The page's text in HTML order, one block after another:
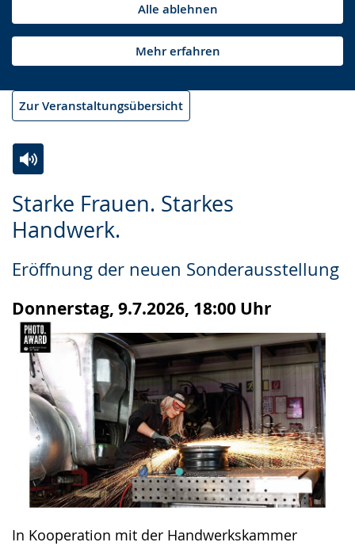
Alle ablehnen
Mehr erfahren
Zur Veranstaltungsübersicht
Starke Frauen. Starkes
Handwerk.
Eröffnung der neuen Sonderausstellung
Donnerstag, 9.7.2026, 18:00 Uhr
In Kooperation mit der Handwerkskammer
Leichten
Sprache
Audio-
Unterstützung.
Video
in
Gebärdensprache
wird
angezeigt.